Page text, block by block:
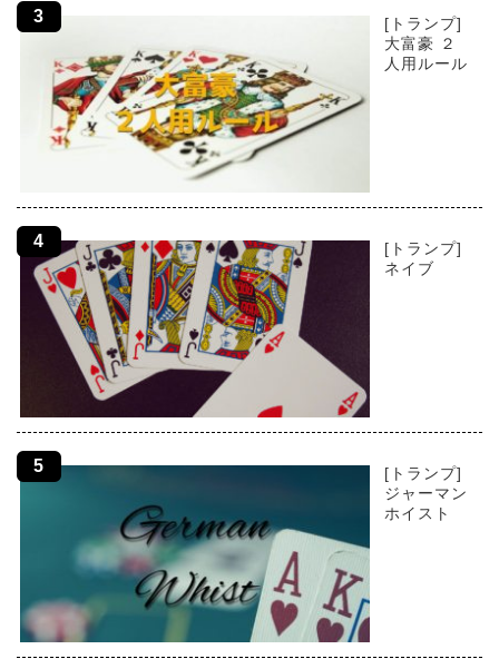
[トランプ]
大富豪 ２
人用ルール
[トランプ]
ネイブ
[トランプ]
ジャーマン
ホイスト